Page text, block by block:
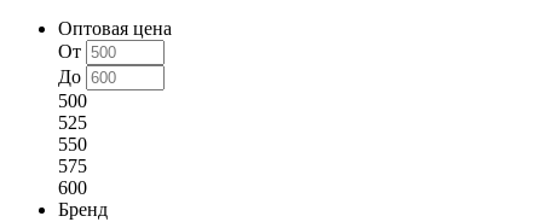
Оптовая цена
От
До
500
525
550
575
600
Бренд